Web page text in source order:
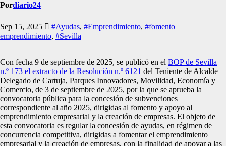
Pordiario24
Sep 15, 2025 #Ayudas, #Emprendimiento, #fomento
emprendimiento, #Sevilla
Con fecha 9 de septiembre de 2025, se publicó en el BOP de Sevilla
n.º 173 el extracto de la Resolución n.º 6121 del Teniente de Alcalde
Delegado de Cartuja, Parques Innovadores, Movilidad, Economía y
Comercio, de 3 de septiembre de 2025, por la que se aprueba la
convocatoria pública para la concesión de subvenciones
correspondiente al año 2025, dirigidas al fomento y apoyo al
emprendimiento empresarial y la creación de empresas. El objeto de
esta convocatoria es regular la concesión de ayudas, en régimen de
concurrencia competitiva, dirigidas a fomentar el emprendimiento
empresarial y la creación de empresas, con la finalidad de apoyar a las